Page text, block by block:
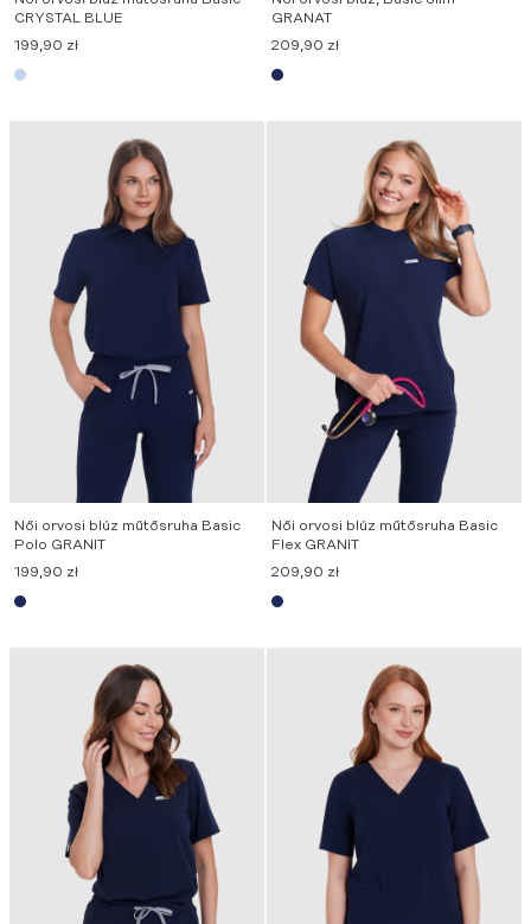
CRYSTAL BLUE
199,90 zł
GRANAT
209,90 zł
Női orvosi blúz műtősruha Basic
Polo GRANIT
199,90 zł
Női orvosi blúz műtősruha Basic
Flex GRANIT
209,90 zł